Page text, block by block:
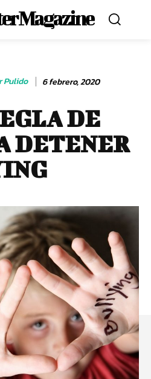
Magazine
Pulido 6 febrero, 2020
DE
DETENER